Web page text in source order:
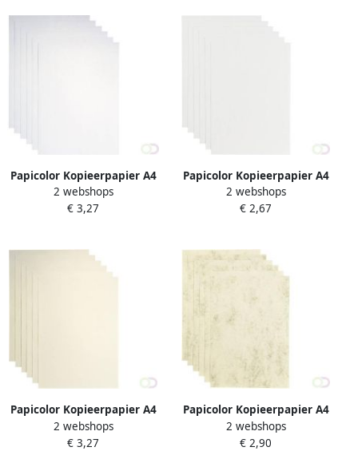
Papicolor Kopieerpapier A4
120gr 6 vel metallic
parelwit
2 webshops
€ 3,27
Papicolor Kopieerpapier A4
100gr 12vel hagelwit
2 webshops
€ 2,67
Papicolor Kopieerpapier A4
120gr 6 vel metallic ivoor
2 webshops
€ 3,27
Papicolor Kopieerpapier A4
200gr 6 vel marble ivoor
2 webshops
€ 2,90